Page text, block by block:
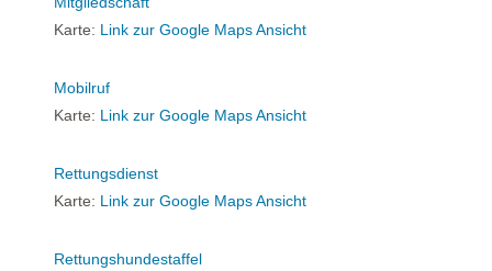
Karte: Link zur Google Maps Ansicht
Mobilruf
Karte: Link zur Google Maps Ansicht
Rettungsdienst
Karte: Link zur Google Maps Ansicht
Rettungshundestaffel